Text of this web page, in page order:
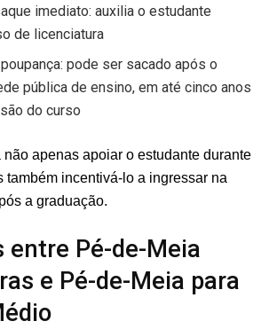
imediato: auxilia o estudante
de licenciatura
pode ser sacado após o
pública de ensino, em até cinco anos
do curso
não apenas apoiar o estudante durante
também incentivá-lo a ingressar na
a graduação.
entre Pé-de-Meia
e Pé-de-Meia para